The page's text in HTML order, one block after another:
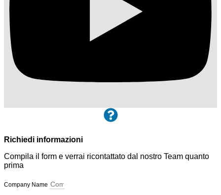
Richiedi informazioni
Compila il form e verrai ricontattato dal nostro Team quanto
prima
Company Name